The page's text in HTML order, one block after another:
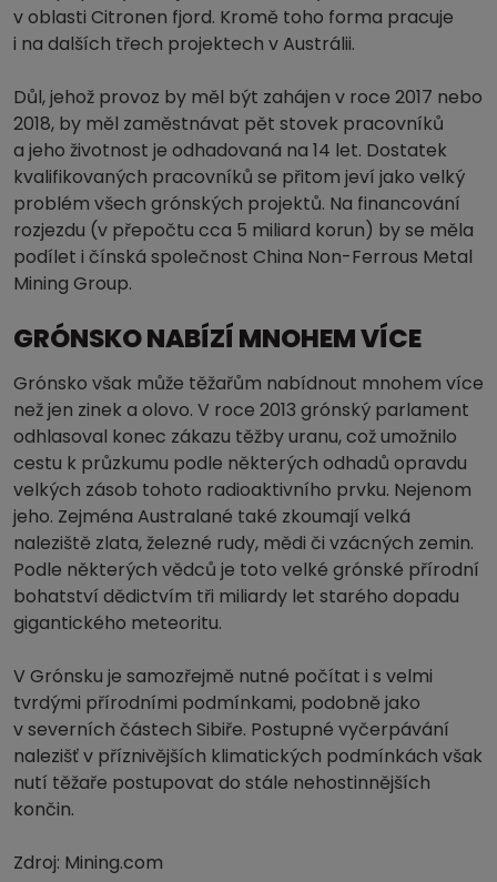
v oblasti Citronen fjord. Kromě toho forma pracuje
i na dalších třech projektech v Austrálii.
Důl, jehož provoz by měl být zahájen v roce 2017 nebo
2018, by měl zaměstnávat pět stovek pracovníků
a jeho životnost je odhadovaná na 14 let. Dostatek
kvalifikovaných pracovníků se přitom jeví jako velký
problém všech grónských projektů. Na financování
rozjezdu (v přepočtu cca 5 miliard korun) by se měla
podílet i čínská společnost China Non-Ferrous Metal
Mining Group.
GRÓNSKO NABÍZÍ MNOHEM VÍCE
Grónsko však může těžařům nabídnout mnohem více
než jen zinek a olovo. V roce 2013 grónský parlament
odhlasoval konec zákazu těžby uranu, což umožnilo
cestu k průzkumu podle některých odhadů opravdu
velkých zásob tohoto radioaktivního prvku. Nejenom
jeho. Zejména Australané také zkoumají velká
naleziště zlata, železné rudy, mědi či vzácných zemin.
Podle některých vědců je toto velké grónské přírodní
bohatství dědictvím tři miliardy let starého dopadu
gigantického meteoritu.
V Grónsku je samozřejmě nutné počítat i s velmi
tvrdými přírodními podmínkami, podobně jako
v severních částech Sibiře. Postupné vyčerpávání
nalezišť v příznivějších klimatických podmínkách však
nutí těžaře postupovat do stále nehostinnějších
končin.
Zdroj: Mining.com